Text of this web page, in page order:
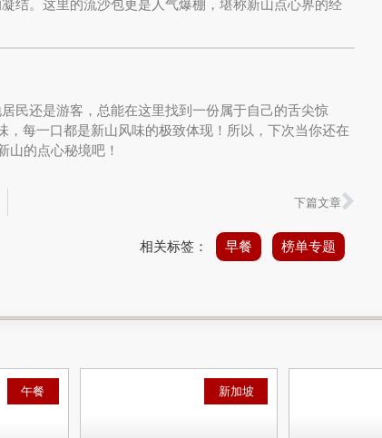
结。这里的流沙包更是人气爆棚，堪称新山点心界的经
民还是游客，总能在这里找到一份属于自己的舌尖惊
每一口都是新山风味的极致体现！所以，下次当你还在
山的点心秘境吧！
下篇文章
相关标签： 早餐 榜单专题
午餐 新加坡